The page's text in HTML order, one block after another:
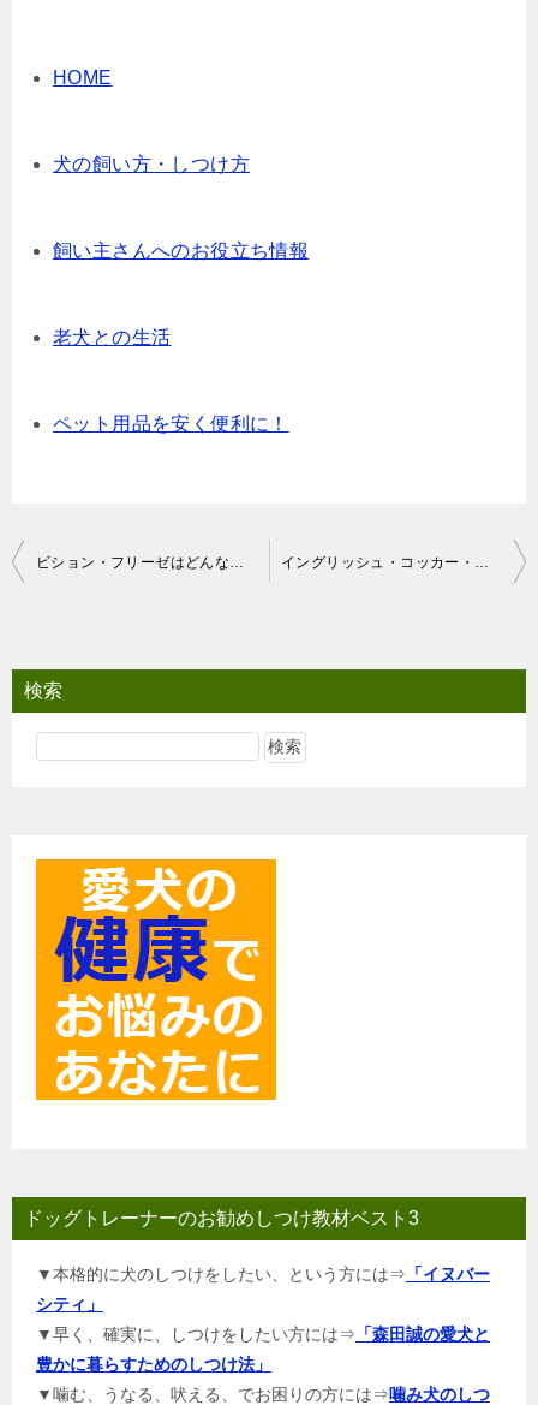
HOME
犬の飼い方・しつけ方
飼い主さんへのお役立ち情報
老犬との生活
ペット用品を安く便利に！
投
ビ
ゲ
ビション・フリーゼはどんな犬？ イングリッシュ・コッカー・スパニエルはどんな犬？
検索
ドッグトレーナーのお勧めしつけ教材ベスト3
▼本格的に犬のしつけをしたい、という方には⇒ 「イヌバー
シティ」
▼早く、確実に、しつけをしたい方には⇒ 「森田誠の愛犬と
豊かに暮らすためのしつけ法」
▼噛む、うなる、吠える、でお困りの方には⇒噛み犬のしつ